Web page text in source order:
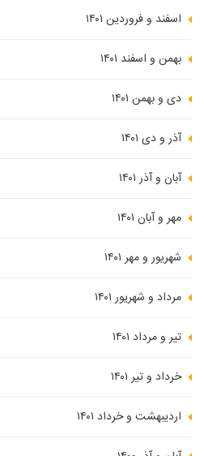
اسفند و فروردین ۱۴۰۱
بهمن و اسفند ۱۴۰۱
دی و بهمن ۱۴۰۱
آذر و دی ۱۴۰۱
آبان و آذر ۱۴۰۱
مهر و آبان ۱۴۰۱
شهریور و مهر ۱۴۰۱
مرداد و شهریور ۱۴۰۱
تیر و مرداد ۱۴۰۱
خرداد و تیر ۱۴۰۱
اردیبهشت و خرداد ۱۴۰۱